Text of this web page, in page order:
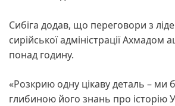
Сибіга додав, що переговори з
сирійської адміністрації
понад годину.
«Розкрию одну цікаву деталь – ми
глибиною його знань про історію